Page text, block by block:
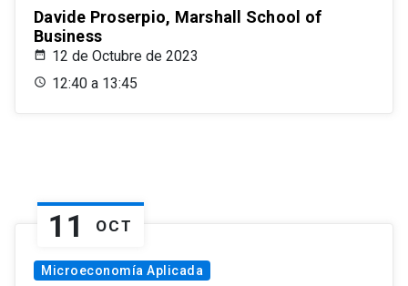
Davide Proserpio, Marshall School of
Business
12 de Octubre de 2023
12:40 a 13:45
11 OCT
Microeconomía Aplicada